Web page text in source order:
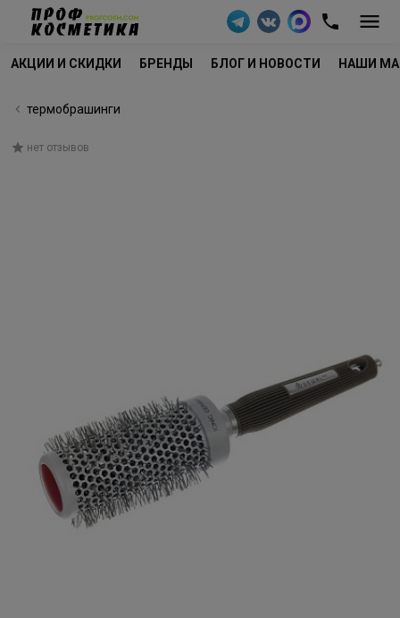
АКЦИИ И СКИДКИ БРЕНДЫ БЛОГ И НОВОСТИ НАШИ
термобрашинги
нет отзывов